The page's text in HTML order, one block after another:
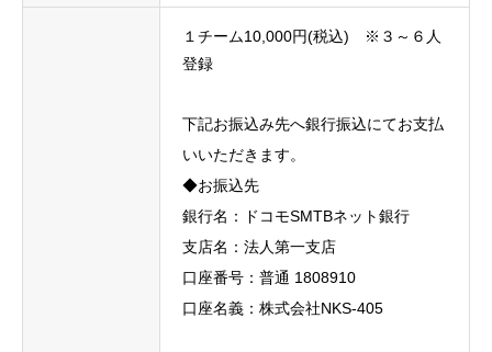
１チーム10,000円(税込) ※３～６人
登録
下記お振込み先へ銀行振込にてお支払
いいただきます。
◆お振込先
銀行名：ドコモSMTBネット銀行
支店名：法人第一支店
口座番号：普通 1808910
口座名義：株式会社NKS-405